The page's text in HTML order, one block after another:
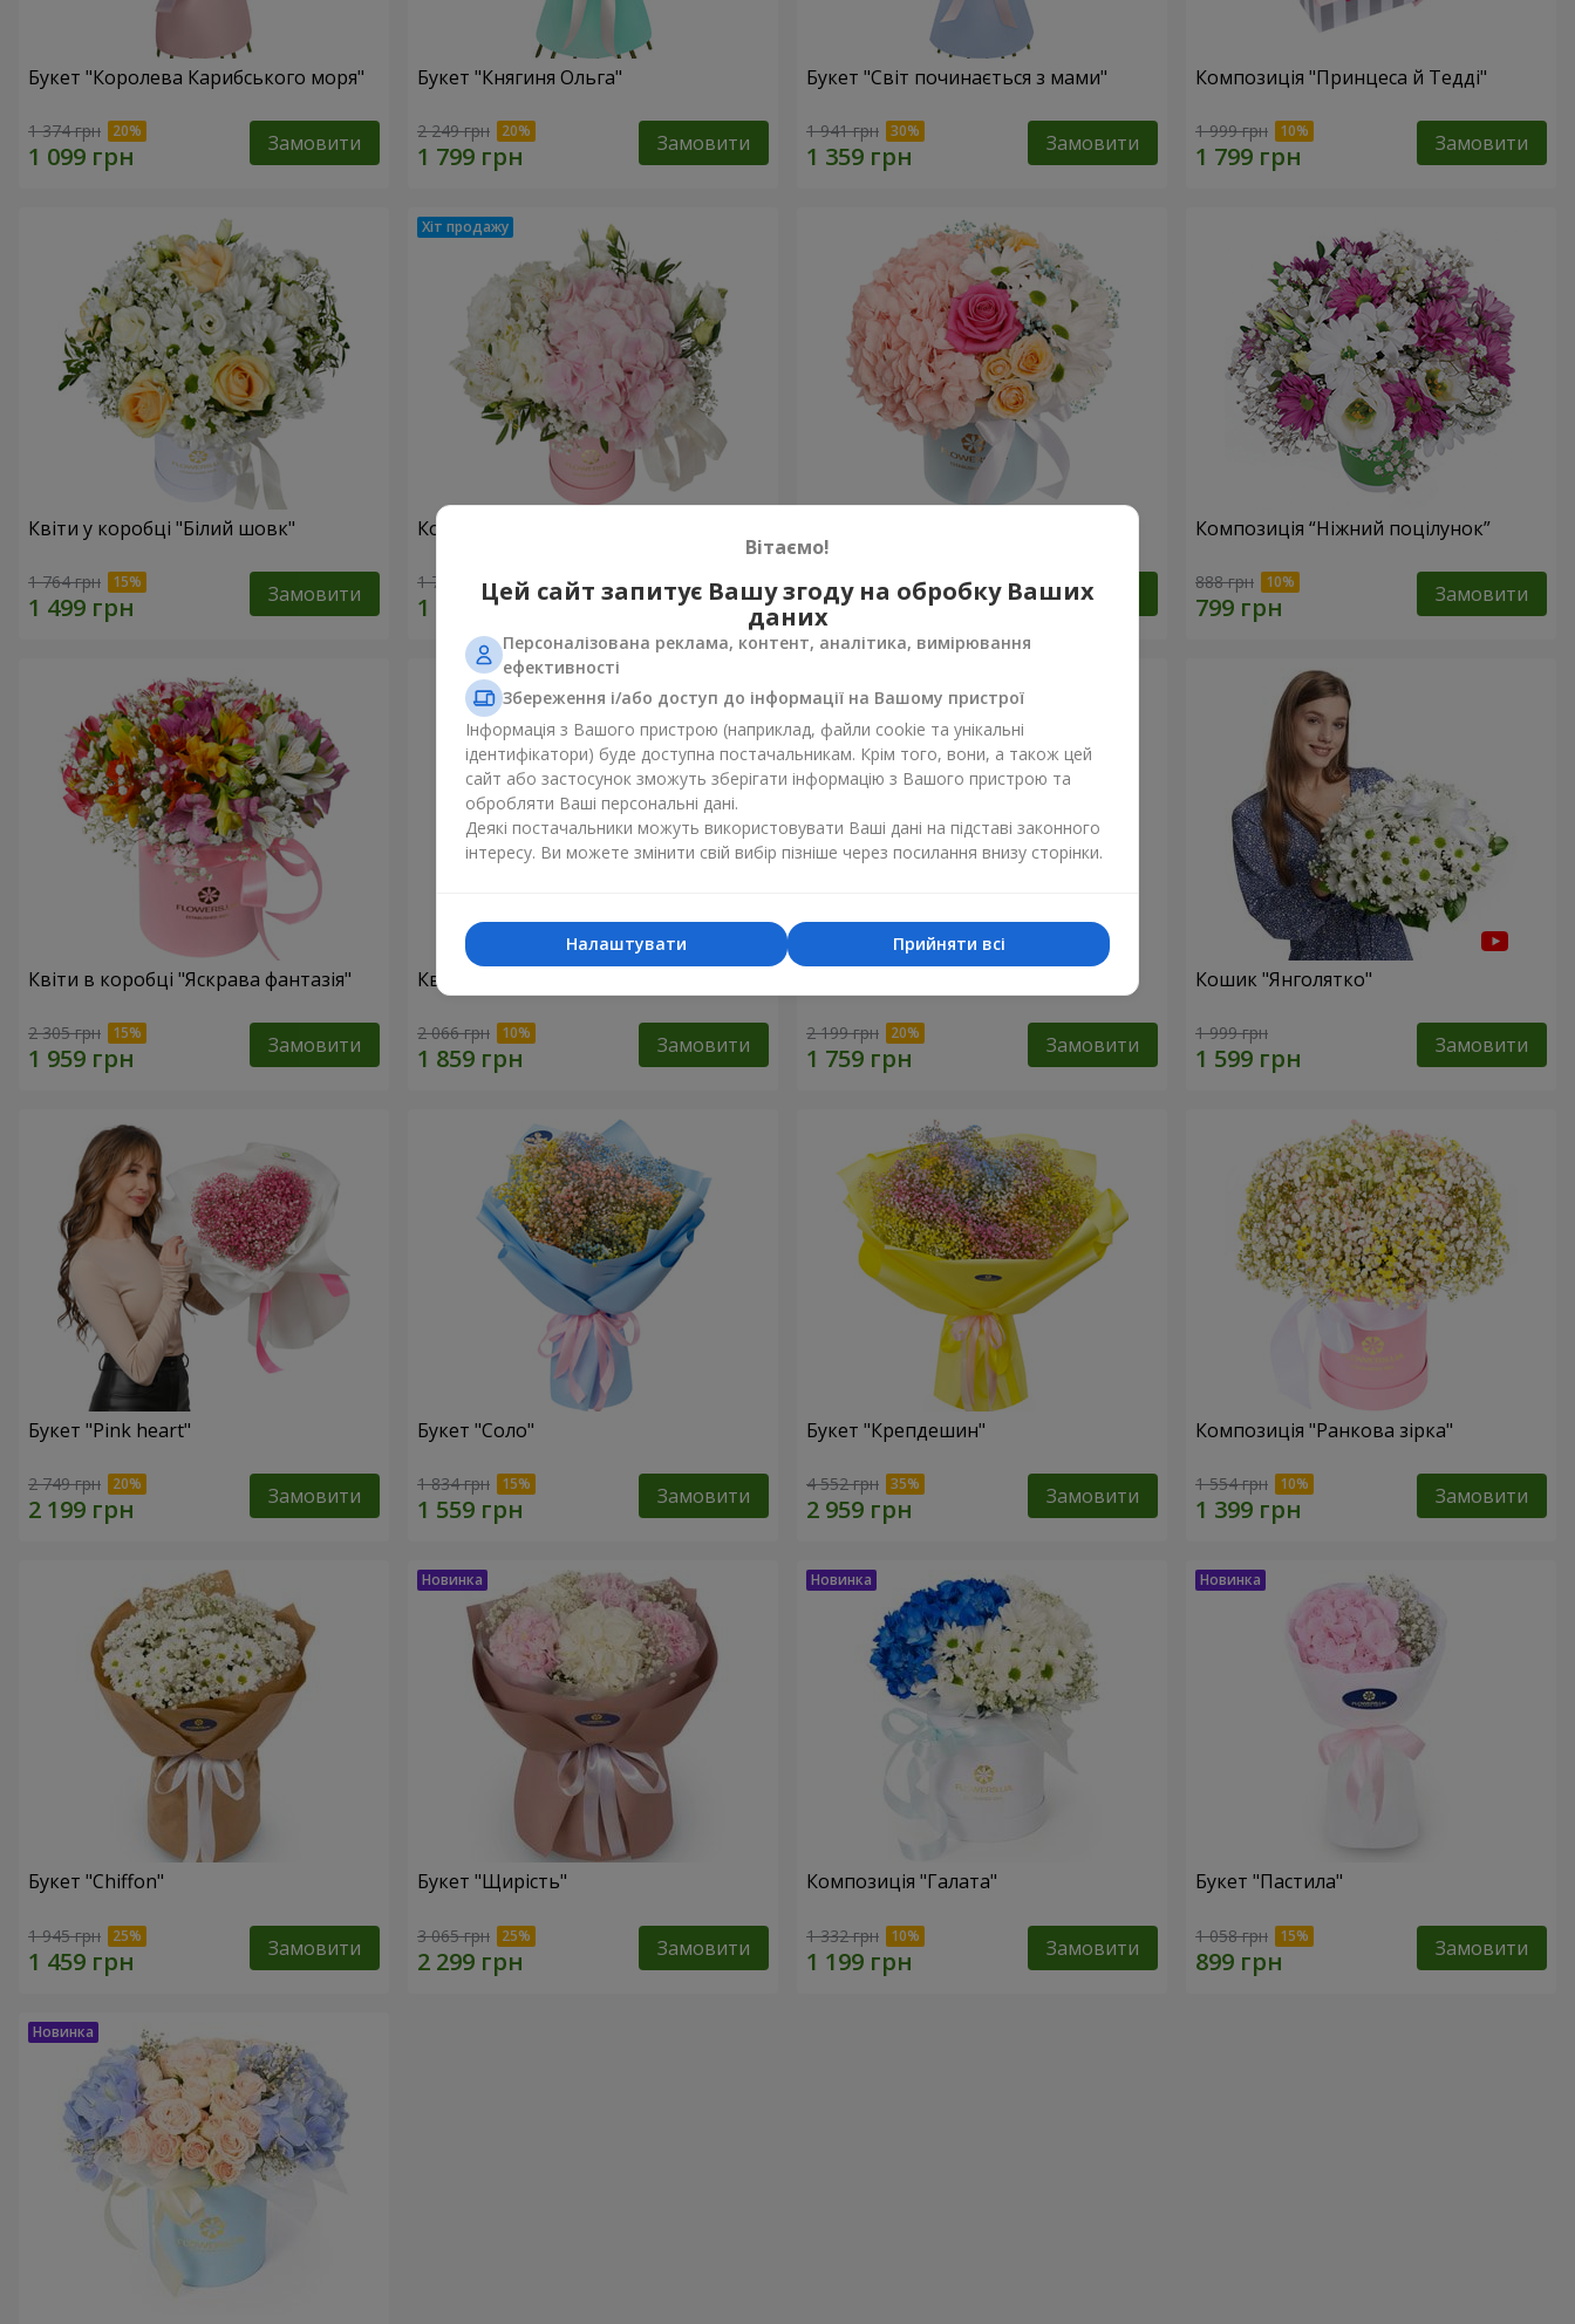
Букет "Королева Карибського моря"
1 374 грн Замовити
Букет "Княгиня Ольга"
2 249 грн Замовити
Букет "Світ починається з мами"
1 941 грн Замовити
Композиція "Принцеса й Тедді"
1 999 грн Замовити
Квіти у коробці "Білий шовк"
1 764 грн Замовити
Композиція "Ніжний дотик"
1 732 грн Замовити 1 599 грн Замовити
Композиція “Ніжний поцілунок”
888 грн Замовити
Квіти в коробці "Яскрава фантазія"
2 305 грн Замовити
Квіти в коробці "Соломія"
2 066 грн Замовити 2 199 грн Замовити
Кошик "Янголятко"
1 999 грн Замовити
Букет "Pink heart"
2 749 грн Замовити
Букет "Соло"
1 834 грн Замовити
Букет "Крепдешин"
4 552 грн Замовити
Композиція "Ранкова зірка"
1 554 грн Замовити
Букет "Chiffon"
1 945 грн Замовити
Букет "Щирість"
3 065 грн Замовити
Композиція "Галата"
1 332 грн Замовити
Букет "Пастила"
1 058 грн Замовити
Вітаємо!
Цей сайт запитує Вашу згоду на обробку Ваших
даних
Персоналізована реклама, контент, аналітика, вимірювання
ефективності
Збереження і/або доступ до інформації на Вашому пристрої
Інформація з Вашого пристрою (наприклад, файли cookie та унікальні
ідентифікатори) буде доступна постачальникам. Крім того, вони, а також цей
сайт або застосунок зможуть зберігати інформацію з Вашого пристрою та
обробляти Ваші персональні дані.
Деякі постачальники можуть використовувати Ваші дані на підставі законного
інтересу. Ви можете змінити свій вибір пізніше через посилання внизу сторінки.
Прийняти всі
Налаштувати